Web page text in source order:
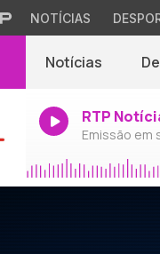
NOTÍCIAS
Notícias
RTP
Emissão em